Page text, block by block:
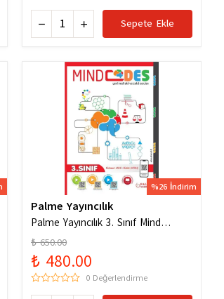
Sepete Ekle
%26 İndirim
Palme Yayıncılık
Palme Yayıncılık 3. Sınıf Mind
Codes Akıl Kodları
₺ 650.00
₺ 480.00
0 Değerlendirme